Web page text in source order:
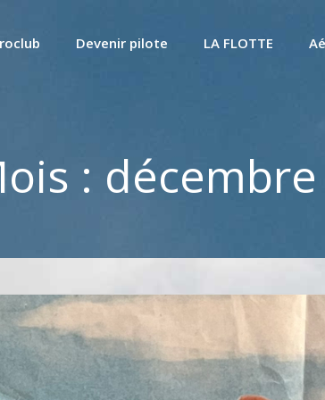
Devenir pilote LA FLOTTE
: